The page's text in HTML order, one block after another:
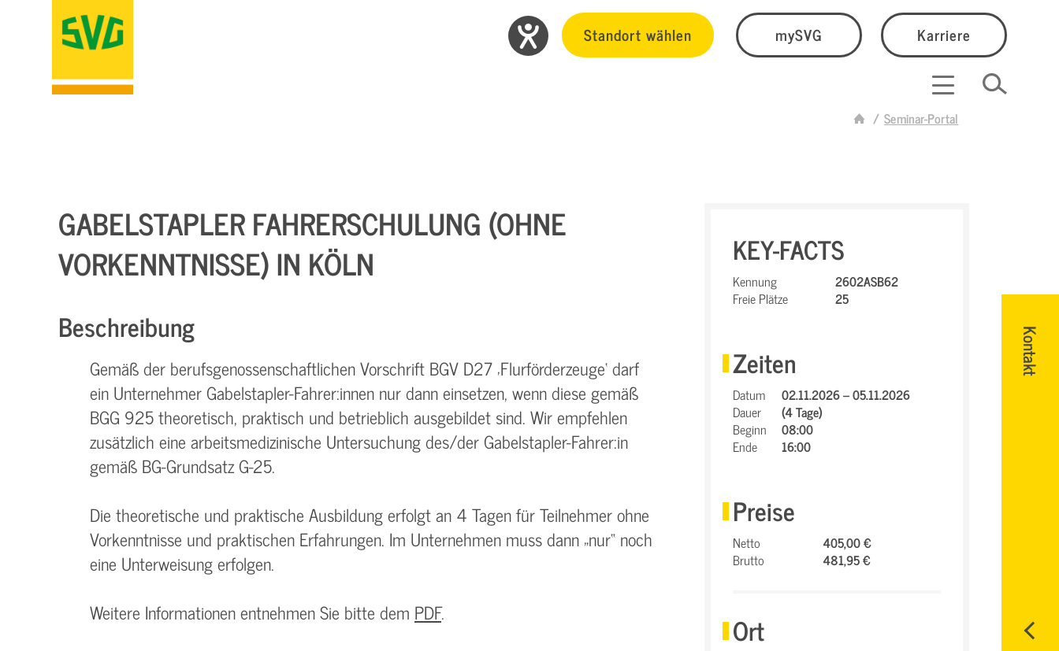
Standort wählen mySVG Karriere
Seminar-Portal
Kontakt
GABELSTAPLER FAHRERSCHULUNG (OHNE
VORKENNTNISSE) IN KÖLN
Beschreibung
Gemäß der berufsgenossenschaftlichen Vorschrift BGV D27 ‚Flurförderzeuge‘ darf
ein Unternehmer Gabelstapler-Fahrer:innen nur dann einsetzen, wenn diese gemäß
BGG 925 theoretisch, praktisch und betrieblich ausgebildet sind. Wir empfehlen
zusätzlich eine arbeitsmedizinische Untersuchung des/der Gabelstapler-Fahrer:in
gemäß BG-Grundsatz G-25.
Die theoretische und praktische Ausbildung erfolgt an 4 Tagen für Teilnehmer ohne
Vorkenntnisse und praktischen Erfahrungen. Im Unternehmen muss dann „nur“ noch
eine Unterweisung erfolgen.
Weitere Informationen entnehmen Sie bitte dem PDF.
KEY-FACTS
Kennung
2602ASB62
Freie Plätze
25
Zeiten
Datum
02.11.2026 – 05.11.2026
Dauer
(4 Tage)
Beginn
08:00
Ende
16:00
Preise
Netto
405,00 €
Brutto
481,95 €
Ort